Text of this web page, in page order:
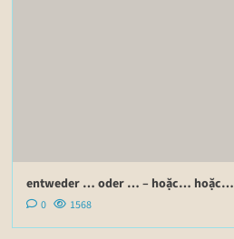
entweder … oder … – hoặc… hoặc…
0 1568